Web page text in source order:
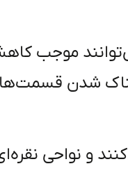
موجب
شدن
و نواحی